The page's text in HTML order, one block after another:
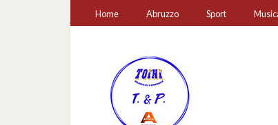
Home Abruzzo Sport